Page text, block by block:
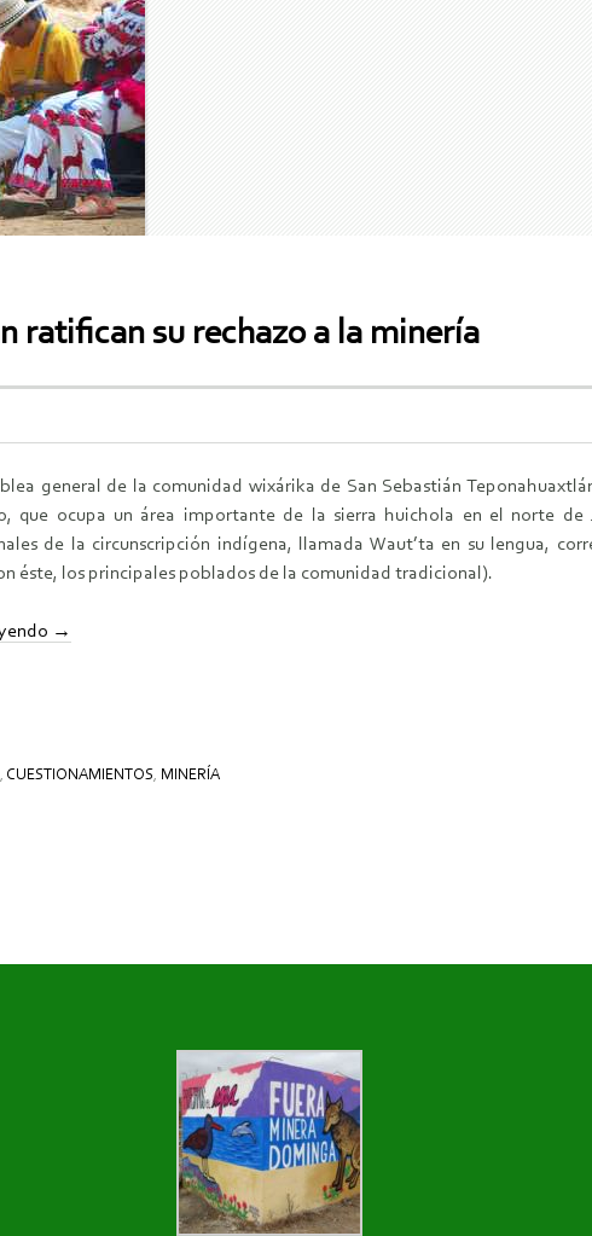
ratifican su rechazo a la minería
general de la comunidad wixárika de San Sebastián
que ocupa un área importante de la sierra huichola en el norte de
de la circunscripción indígena, llamada Waut’ta en su lengua,
éste, los principales poblados de la comunidad tradicional).
→
, CUESTIONAMIENTOS, MINERÍA